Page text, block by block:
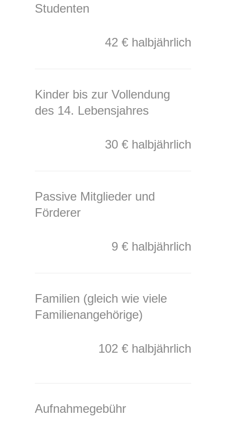
Studenten
42 € halbjährlich
Kinder bis zur Vollendung
des 14. Lebensjahres
30 € halbjährlich
Passive Mitglieder und
Förderer
9 € halbjährlich
Familien (gleich wie viele
Familienangehörige)
102 € halbjährlich
Aufnahmegebühr